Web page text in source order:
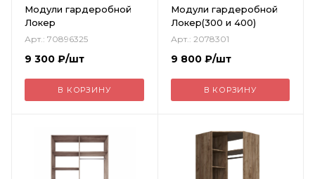
Модули гардеробной
Локер
Арт.: 70896325
9 300 ₽/шт
В КОРЗИНУ
Модули гардеробной
Локер(300 и 400)
Арт.: 2078301
9 800₽/шт
В КОРЗИНУ